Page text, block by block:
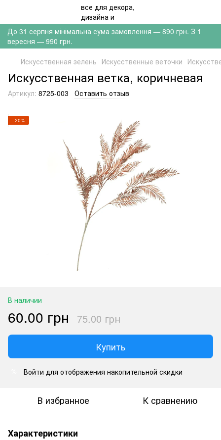
До 31 серпня мінімальна сума замовлення — 890 грн. З 1
вересня — 990 грн.
Искусственная зелень Искусственные веточки
Искусственная ветка, коричневая
Артикул: 8725-003 Оставить отзыв
−20%
В наличии
60.00 грн 75.00 грн
Купить
Войти для отображения накопительной скидки
В избранное К сравнению
Характеристики